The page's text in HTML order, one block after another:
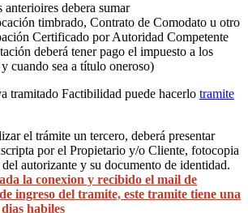
anterioires debera sumar
timbrado, Contrato de Comodato u otro
Certificado por Autoridad Competente
deberá tener pago el impuesto a los
cuando sea a título oneroso)
tramitado Factibilidad puede hacerlo tramite
el trámite un tercero, deberá presentar
por el Propietario y/o Cliente, fotocopia
autorizante y su documento de identidad.
la conexion y recibido el mail de
ingreso del tramite, este tramite tiene una
habiles